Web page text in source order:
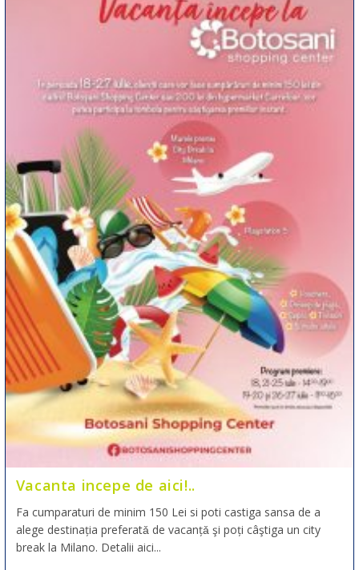
Vacanta incepe de aici!..
Fa cumparaturi de minim 150 Lei si poti castiga sansa de a
alege destinația preferatǎ de vacanțǎ şi poți câştiga un city
break la Milano. Detalii aici...